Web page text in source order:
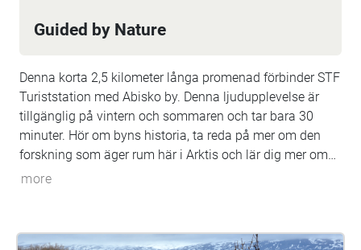
Guided by Nature
Denna korta 2,5 kilometer långa promenad förbinder STF
Turiststation med Abisko by. Denna ljudupplevelse är
tillgänglig på vintern och sommaren och tar bara 30
minuter. Hör om byns historia, ta reda på mer om den
forskning som äger rum här i Arktis och lär dig mer om
några av Abiskos vackra flora och fauna.
more